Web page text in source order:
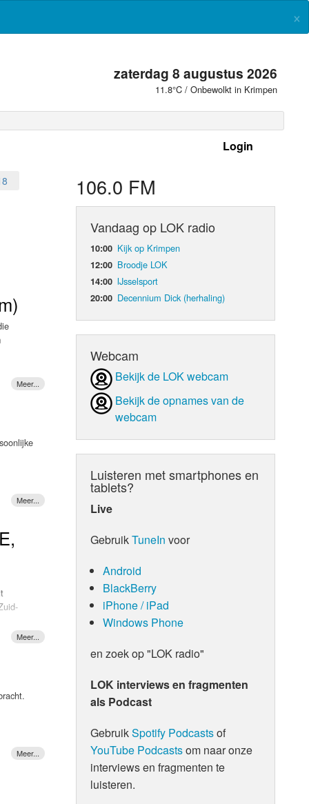
×
zaterdag 8 augustus 2026
11.8°C / Onbewolkt in Krimpen
Login
als
my'
af wat
ze
106.0 FM
Vandaag op LOK radio
10:00 Kijk op Krimpen
12:00 Broodje LOK
14:00 IJsselsport
20:00 Decennium Dick (herhaling)
Webcam
Bekijk de LOK webcam
Bekijk de opnames van de
webcam
Luisteren met smartphones en
tablets?
Live
GebruikTuneIn voor
Android
BlackBerry
iPhone / iPad
Windows Phone
en zoek op "LOK radio"
LOK interviews en fragmenten
als Podcast
GebruikSpotify Podcastsof
YouTube Podcastsom naar onze
interviews en fragmenten te
luisteren.